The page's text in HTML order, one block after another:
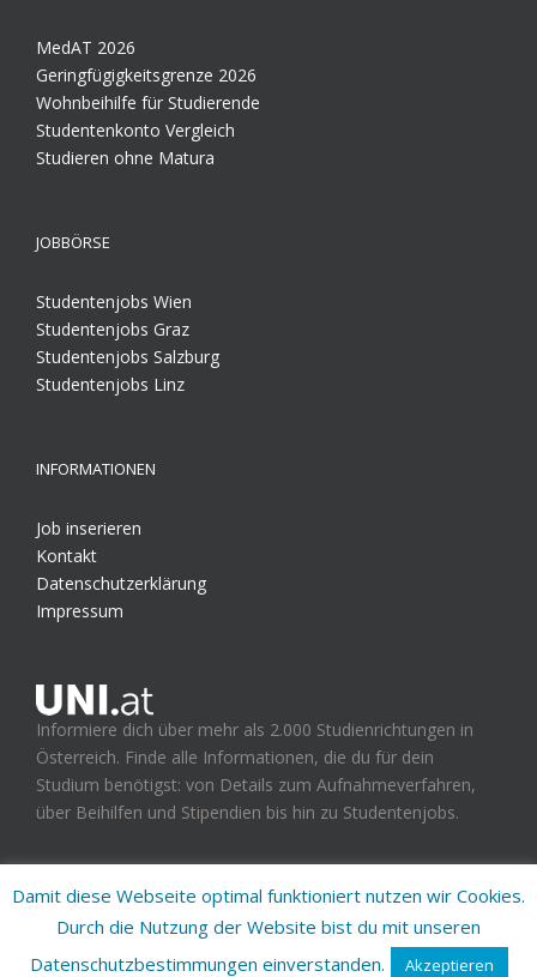
MedAT 2026
Geringfügigkeitsgrenze 2026
Wohnbeihilfe für Studierende
Studentenkonto Vergleich
Studieren ohne Matura
JOBBÖRSE
Studentenjobs Wien
Studentenjobs Graz
Studentenjobs Salzburg
Studentenjobs Linz
INFORMATIONEN
Job inserieren
Kontakt
Datenschutzerklärung
Impressum
Informiere dich über mehr als 2.000 Studienrichtungen in
Österreich. Finde alle Informationen, die du für dein
Studium benötigst: von Details zum Aufnahmeverfahren,
über Beihilfen und Stipendien bis hin zu Studentenjobs.
UNI.at - Studienplattform für Österreich
Damit diese Webseite optimal funktioniert nutzen wir Cookies.
Durch die Nutzung der Website bist du mit unseren
Datenschutzbestimmungen einverstanden.
Akzeptieren